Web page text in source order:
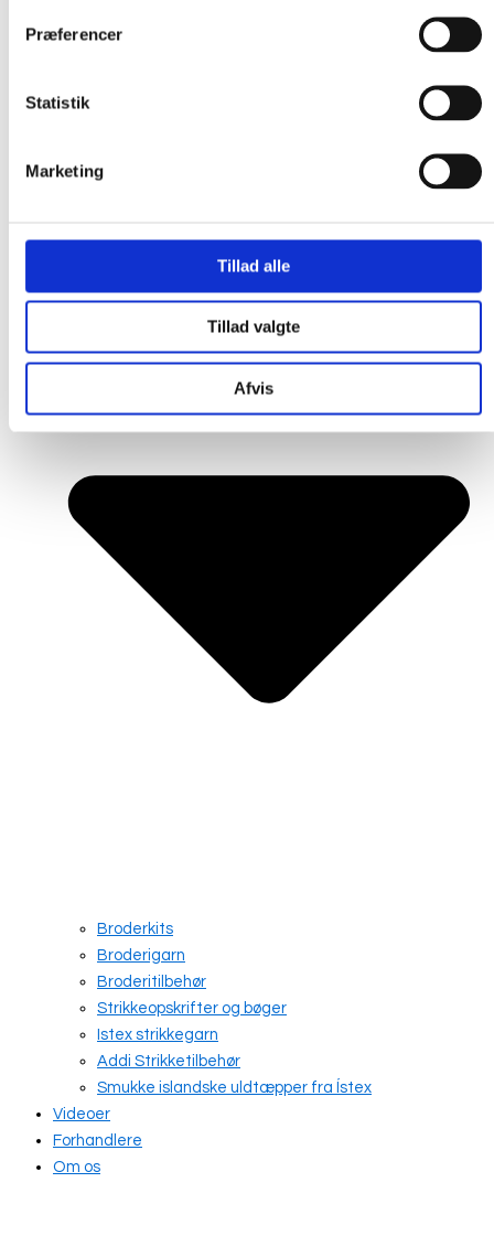
Præferencer
Statistik
Marketing
Tillad alle
Tillad valgte
Afvis
Broderkits
Broderigarn
Broderitilbehør
Strikkeopskrifter og bøger
Istex strikkegarn
Addi Strikketilbehør
Smukke islandske uldtæpper fra Ístex
Videoer
Forhandlere
Om os